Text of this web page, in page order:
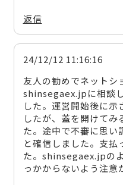
返信
24/12/12 11:16:16
友人の勧めでネットシ
shinsegaex.jpに相談
した。運営開始後に示
したが、蓋を開けてみ
た。途中で不審に思い
と確信しました。支払
た。shinsegaex.jpの
っかからないよう注意